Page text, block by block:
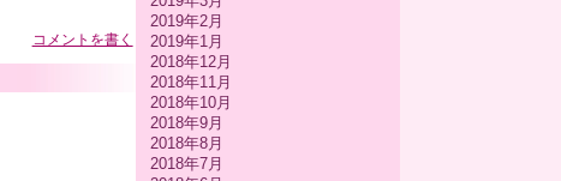
2019年2月
2019年1月
2018年12月
2018年11月
2018年10月
2018年9月
2018年8月
2018年7月
コメントを書く